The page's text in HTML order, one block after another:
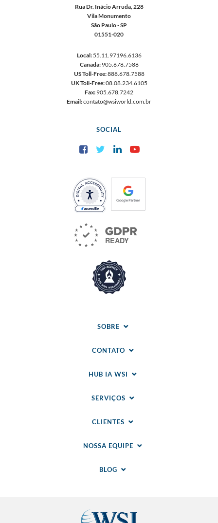
Rua Dr. Inácio Arruda, 228
Vila Monumento
São Paulo - SP
01551-020
Local: 55.11.97196.6136
Canada:905.678.7588
US Toll-Free:888.678.7588
UK Toll-Free:08.08.234.6105
Fax: 905.678.7242
Email:contato@wsiworld.com.br
SOCIAL
FacebookTwitter LinkedIn
SOBRE
CONTATO
HUB IA WSI
SERVIÇOS
CLIENTES
NOSSA EQUIPE
BLOG